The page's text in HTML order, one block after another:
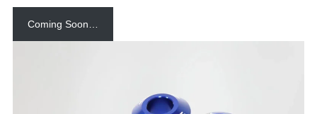
Coming Soon…